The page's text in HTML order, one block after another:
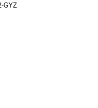
GYZ